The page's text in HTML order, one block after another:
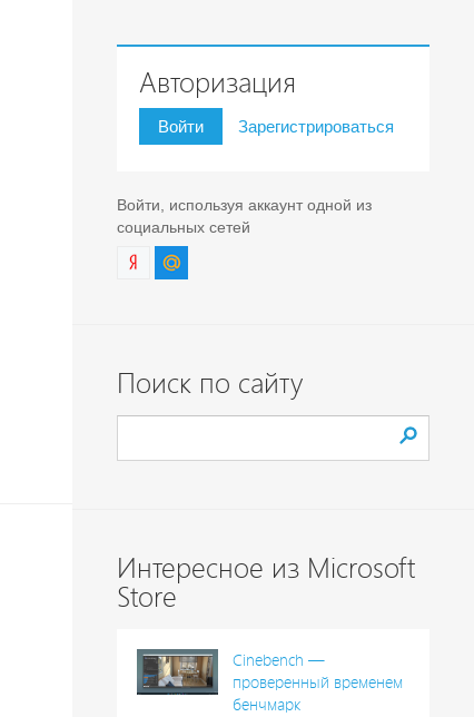
Авторизация
Войти Зарегистрироваться
Войти, используя аккаунт одной из
социальных сетей
Поиск по сайту
Интересное из Microsoft
Store
Cinebench —
проверенный временем
бенчмарк